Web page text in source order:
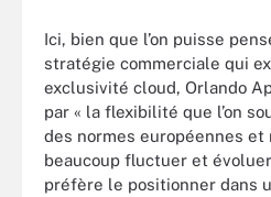
Ici, bien que l’on puisse
stratégie commerciale qui
exclusivité cloud, Orlando
par « la flexibilité que l’on
des normes européennes et
beaucoup fluctuer et
préfère le positionner dans